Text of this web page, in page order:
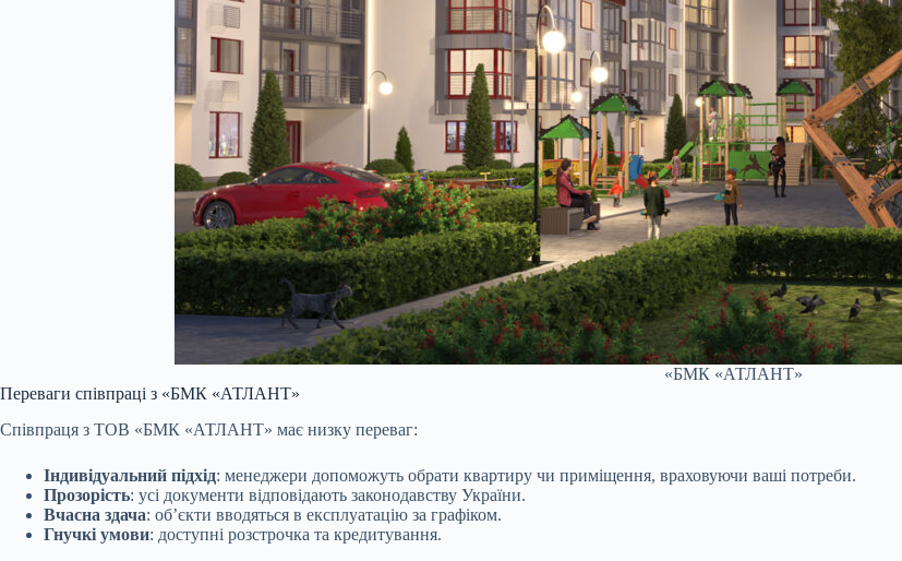
«БМК «АТЛАНТ»
Переваги співпраці з «БМК «АТЛАНТ»
Співпраця з ТОВ «БМК «АТЛАНТ» має низку переваг:
Індивідуальний підхід: менеджери допоможуть обрати квартиру чи приміщення, враховуючи ваші потреби.
Прозорість: усі документи відповідають законодавству України.
Вчасна здача: об’єкти вводяться в експлуатацію за графіком.
Гнучкі умови: доступні розстрочка та кредитування.